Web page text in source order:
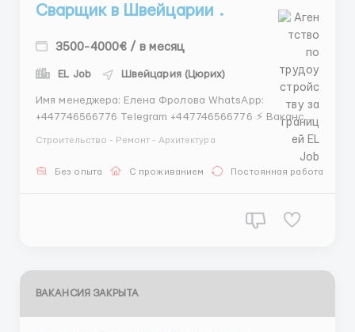
Сварщик в Швейцарии .
3500-4000€ / в месяц
EL Job Швейцария (Цюрих)
Имя менеджера: Елена Фролова WhatsApp:
+447746566776 Telegram +447746566776 ⚡ Вакансия:
металлические детали с помощью разных методов
Строительство - Ремонт - Архитектура
Без опыта С проживанием Постоянная работа
ВАКАНСИЯ ЗАКРЫТА